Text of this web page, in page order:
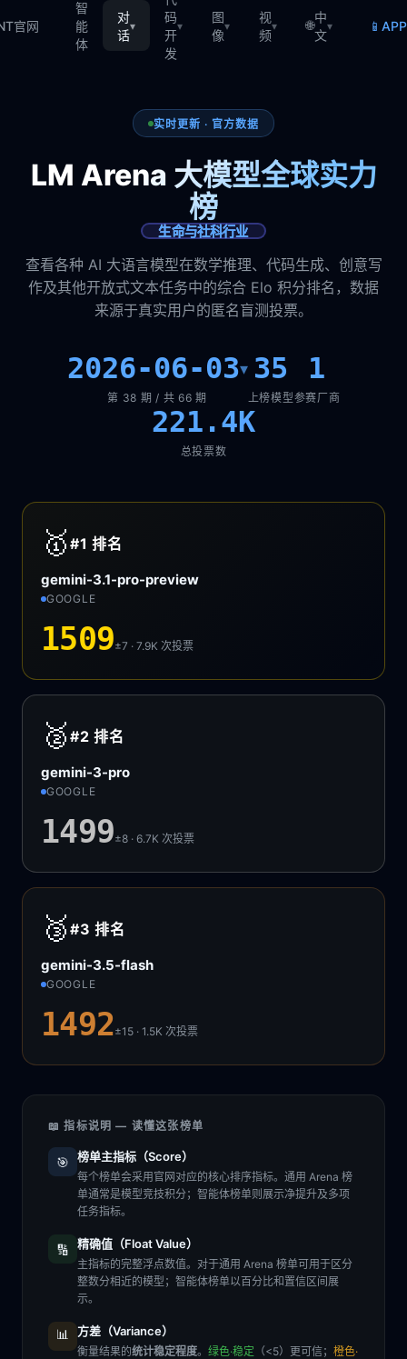
官网
智
能
体
对
话
▾
码
开
发
▾
图
像
▾
视
频
▾ 🌐
中
文
▾ 📱
实时更新 · 官方数据
LM Arena 大模型全球实力
榜
生命与社科行业
查看各种 AI 大语言模型在数学推理、代码生成、创意写
作及其他开放式文本任务中的综合 Elo 积分排名，数据
来源于真实用户的匿名盲测投票。
2026-06-03▾
第 38 期 / 共 66 期
35
上榜模型
1
参赛厂商
221.4K
总投票数
🥇 #1排名
gemini-3.1-pro-preview
GOOGLE
1509±7 · 7.9K次投票
🥈 #2排名
gemini-3-pro
GOOGLE
1499±8 · 6.7K次投票
🥉 #3排名
gemini-3.5-flash
GOOGLE
1492±15 · 1.5K次投票
📖 指标说明 — 读懂这张榜单
🎯 榜单主指标（Score）
每个榜单会采用官网对应的核心排序指标。通用 Arena 榜
单通常是模型竞技积分；智能体榜单则展示净提升及多项
任务指标。
🔢 精确值（Float Value）
主指标的完整浮点数值。对于通用 Arena 榜单可用于区分
整数分相近的模型；智能体榜单以百分比和置信区间展
示。
📊 方差（Variance）
衡量结果的统计稳定程度。 绿色·稳定 （<5）更可信； 橙色·